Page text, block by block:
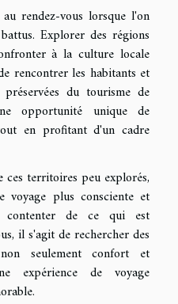
rendez-vous lorsque l'on
Explorer des régions
à la culture locale
rencontrer les habitants et
du tourisme de
opportunité unique de
en profitant d'un cadre
territoires peu explorés,
plus consciente et
contenter de ce qui est
il s'agit de rechercher des
seulement confort et
expérience de voyage